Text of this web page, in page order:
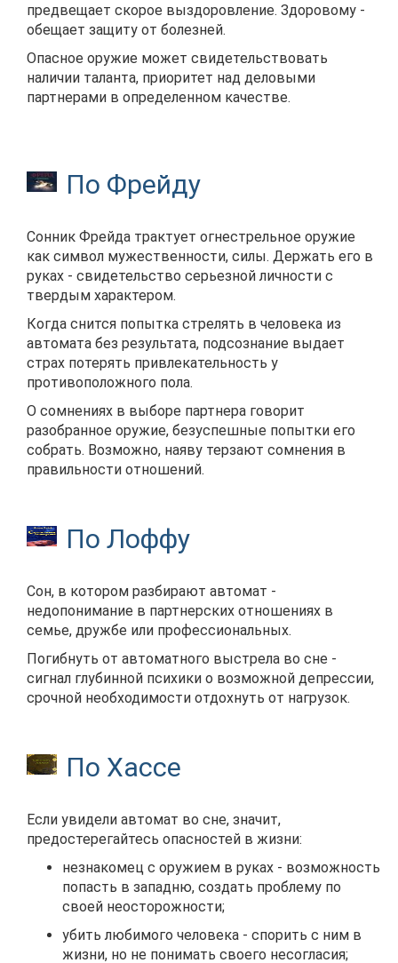
предвещает скорое выздоровление. Здоровому -
обещает защиту от болезней.
Опасное оружие может свидетельствовать
наличии таланта, приоритет над деловыми
партнерами в определенном качестве.
По Фрейду
Сонник Фрейда трактует огнестрельное оружие
как символ мужественности, силы. Держать его в
руках - свидетельство серьезной личности с
твердым характером.
Когда снится попытка стрелять в человека из
автомата без результата, подсознание выдает
страх потерять привлекательность у
противоположного пола.
О сомнениях в выборе партнера говорит
разобранное оружие, безуспешные попытки его
собрать. Возможно, наяву терзают сомнения в
правильности отношений.
По Лоффу
Сон, в котором разбирают автомат -
недопонимание в партнерских отношениях в
семье, дружбе или профессиональных.
Погибнуть от автоматного выстрела во сне -
сигнал глубинной психики о возможной депрессии,
срочной необходимости отдохнуть от нагрузок.
По Хассе
Если увидели автомат во сне, значит,
предостерегайтесь опасностей в жизни:
незнакомец с оружием в руках - возможность
попасть в западню, создать проблему по
своей неосторожности;
убить любимого человека - спорить с ним в
жизни, но не понимать своего несогласия;